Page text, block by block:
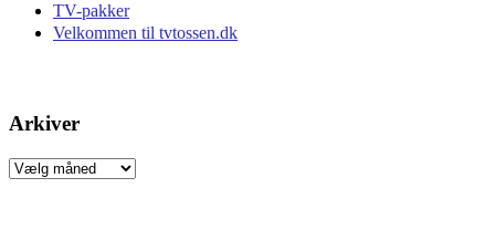
TV-pakker
Velkommen til tvtossen.dk
Arkiver
Arkiver